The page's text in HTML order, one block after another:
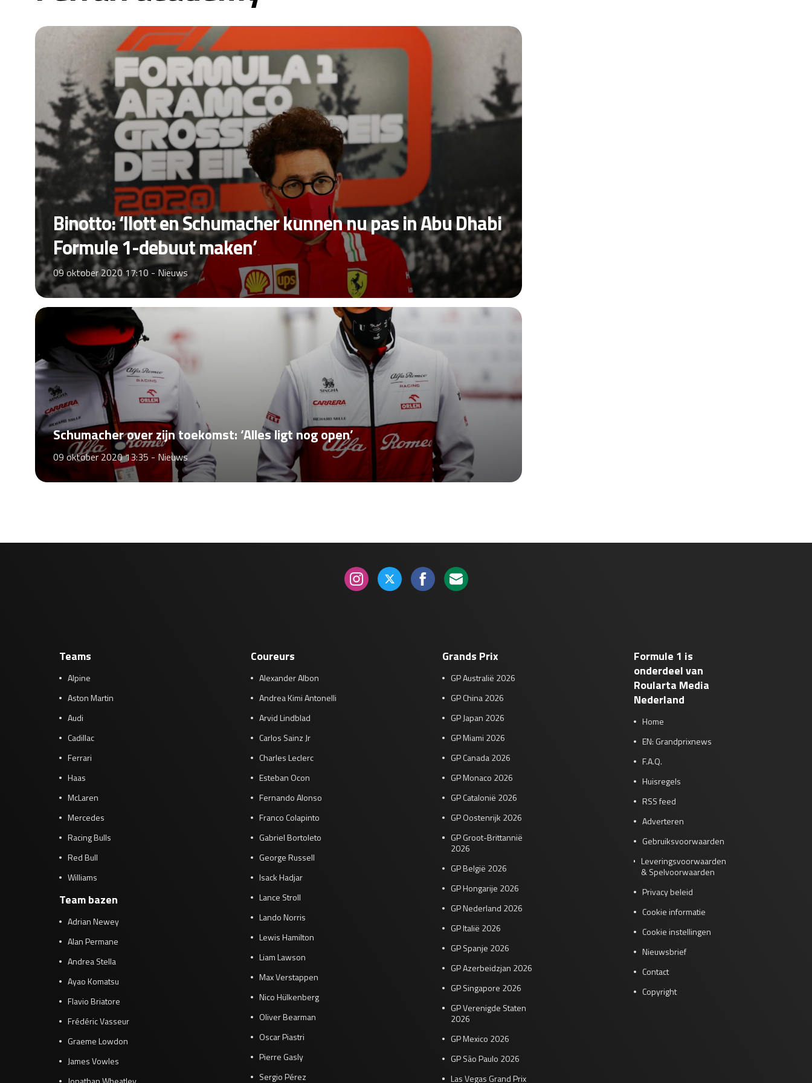
Binotto: ‘Ilott en Schumacher kunnen nu pas in Abu Dhabi
Formule 1-debuut maken’
09 oktober 2020 17:10 - Nieuws
Schumacher over zijn toekomst: ‘Alles ligt nog open’
09 oktober 2020 13:35 - Nieuws
Teams
Alpine
Aston Martin
Audi
Cadillac
Ferrari
Haas
McLaren
Mercedes
Racing Bulls
Red Bull
Williams
Team bazen
Adrian Newey
Alan Permane
Andrea Stella
Ayao Komatsu
Flavio Briatore
Frédéric Vasseur
Graeme Lowdon
James Vowles
Coureurs
Alexander Albon
Andrea Kimi Antonelli
Arvid Lindblad
Carlos Sainz Jr
Charles Leclerc
Esteban Ocon
Fernando Alonso
Franco Colapinto
Gabriel Bortoleto
George Russell
Isack Hadjar
Lance Stroll
Lando Norris
Lewis Hamilton
Liam Lawson
Max Verstappen
Nico Hülkenberg
Oliver Bearman
Oscar Piastri
Pierre Gasly
Sergio Pérez
Grands Prix
GP Australië 2026
GP China 2026
GP Japan 2026
GP Miami 2026
GP Canada 2026
GP Monaco 2026
GP Catalonië 2026
GP Oostenrijk 2026
GP Groot-Brittannië
2026
GP België 2026
GP Hongarije 2026
GP Nederland 2026
GP Italië 2026
GP Spanje 2026
GP Azerbeidzjan 2026
GP Singapore 2026
GP Verenigde Staten
2026
GP Mexico 2026
GP São Paulo 2026
Las Vegas Grand Prix
Formule 1 is
onderdeel van
Roularta Media
Nederland
Home
EN: Grandprixnews
F.A.Q.
Huisregels
RSS feed
Adverteren
Gebruiksvoorwaarden
Leveringsvoorwaarden
& Spelvoorwaarden
Privacy beleid
Cookie informatie
Cookie instellingen
Nieuwsbrief
Contact
Copyright